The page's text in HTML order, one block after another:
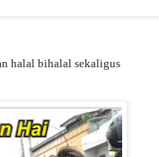
halal bihalal sekaligus